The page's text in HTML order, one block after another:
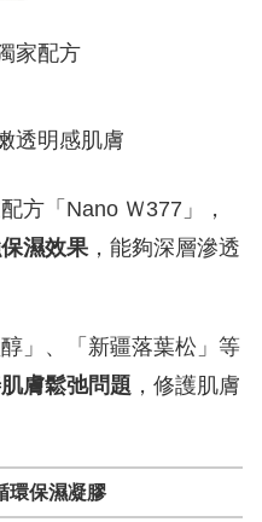
家配方
透明感肌膚
方「Nano Ｗ377」，
濕效果 ，能夠深層滲透
」、「新疆落葉松」等
膚鬆弛問題 ，修護肌膚
環保濕凝膠